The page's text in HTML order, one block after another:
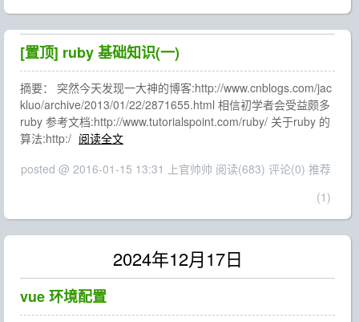
[置顶] ruby 基础知识(一)
摘要： 突然今天发现一大神的博客:http://www.cnblogs.com/jac
kluo/archive/2013/01/22/2871655.html 相信初学者会受益颇多
ruby 参考文档:http://www.tutorialspoint.com/ruby/ 关于ruby 的
算法:http:/ 阅读全文
posted @ 2016-01-15 13:31 上官帅帅 阅读(683) 评论(0) 推荐
(1)
2024年12月17日
vue 环境配置